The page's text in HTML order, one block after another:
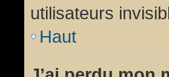
utilisateurs
Haut